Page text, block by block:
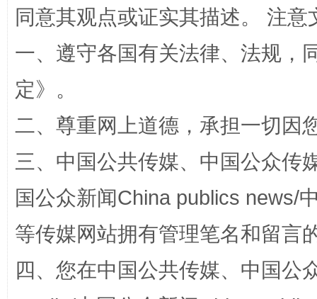
受贿1.44亿！段成刚被判无期 从幼
全民健身五年计划来了！等你上场
同意其观点或证实其描述。 注
一、遵守各国有关法律、法规，
定》。
二、尊重网上道德，承担一切因
三、中国公共传媒、中国公众传
国公众新闻China publics news/
等传媒网站拥有管理笔名和留言
四、您在中国公共传媒、中国公